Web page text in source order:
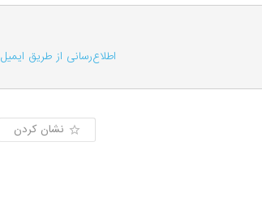
اطلاع‌رسانی از طریق ایمیل
نشان کردن